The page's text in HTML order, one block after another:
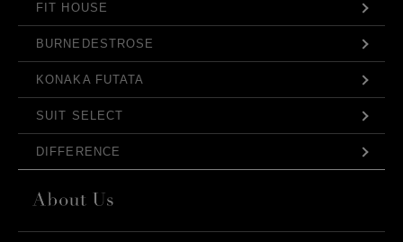
FIT HOUSE
BURNEDESTROSE
KONAKA FUTATA
SUIT SELECT
DIFFERENCE